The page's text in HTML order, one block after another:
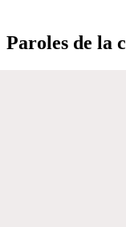
Paroles de la